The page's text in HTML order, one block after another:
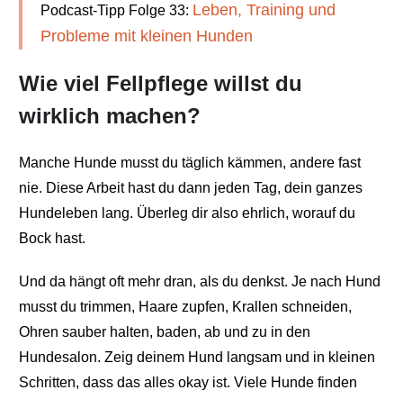
Podcast-Tipp Folge 33: Leben, Training und
Probleme mit kleinen Hunden
Wie viel Fellpflege willst du
wirklich machen?
Manche Hunde musst du täglich kämmen, andere fast
nie. Diese Arbeit hast du dann jeden Tag, dein ganzes
Hundeleben lang. Überleg dir also ehrlich, worauf du
Bock hast.
Und da hängt oft mehr dran, als du denkst. Je nach Hund
musst du trimmen, Haare zupfen, Krallen schneiden,
Ohren sauber halten, baden, ab und zu in den
Hundesalon. Zeig deinem Hund langsam und in kleinen
Schritten, dass das alles okay ist. Viele Hunde finden